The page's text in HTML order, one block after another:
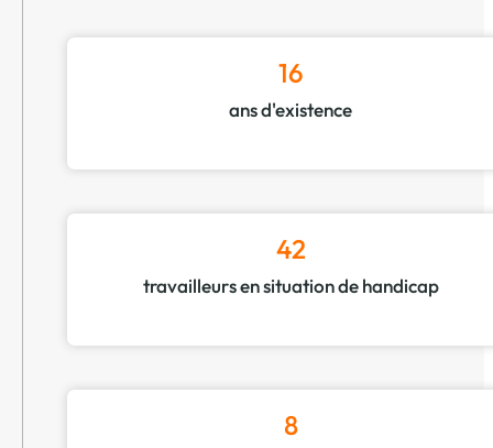
16
ans d'existence
42
travailleurs en situation de handicap
8